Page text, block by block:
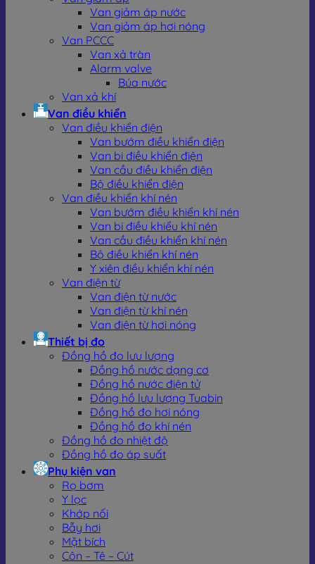
Van giảm áp nước
Van giảm áp hơi nóng
Van PCCC
Van xả tràn
Alarm valve
Búa nước
Van xả khí
Van điều khiển
Van điều khiển điện
Van bướm điều khiển điện
Van bi điều khiển điện
Van cầu điều khiển điện
Bộ điều khiển điện
Van điều khiển khí nén
Van bướm điều khiển khí nén
Van bi điều khiểu khí nén
Van cầu điều khiển khí nén
Bộ điều khiển khí nén
Y xiên điều khiển khí nén
Van điện từ
Van điện từ nước
Van điện từ khí nén
Van điện từ hơi nóng
Thiết bị đo
Đồng hồ đo lưu lượng
Đồng hồ nước dạng cơ
Đồng hồ nước điện tử
Đồng hồ lưu lượng Tuabin
Đồng hồ đo hơi nóng
Đồng hồ đo khí nén
Đồng hồ đo nhiệt độ
Đồng hồ đo áp suất
Phụ kiện van
Rọ bơm
Y lọc
Khớp nối
Bẫy hơi
Mặt bích
Côn – Tê – Cút